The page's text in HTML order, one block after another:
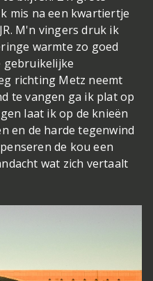
mis na een kwartiertje
M'n vingers druk ik
warmte zo goed
gebruikelijke
richting Metz neemt
te vangen ga ik plat op
laat ik op de knieën
en de harde tegenwind
de kou een
wat zich vertaalt